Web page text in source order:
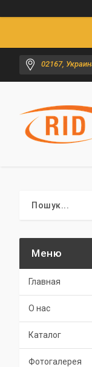
02167,
Главная
О нас
Каталог
Фотогалерея